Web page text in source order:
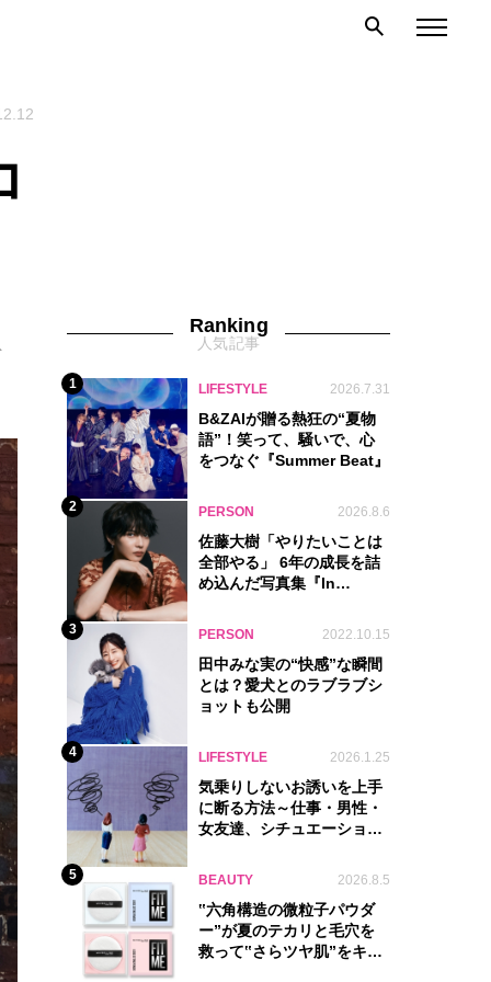
Ranking
人気記事
1 LIFESTYLE 2026.7.31
B&ZAIが贈る熱狂の“夏物
語”！笑って、騒いで、心
をつなぐ『Summer Beat』
2 PERSON 2026.8.6
佐藤大樹「やりたいことは
全部やる」 6年の成長を詰
め込んだ写真集『In
3 PERSON 2022.10.15
田中みな実の“快感”な瞬間
とは？愛犬とのラブラブシ
ョットも公開
4 LIFESTYLE 2026.1.25
気乗りしないお誘いを上手
に断る方法～仕事・男性・
女友達、シチュエーション
5 BEAUTY 2026.8.5
‟六角構造の微粒子パウダ
ー”が夏のテカリと毛穴を
救って‟さらツヤ肌”をキー